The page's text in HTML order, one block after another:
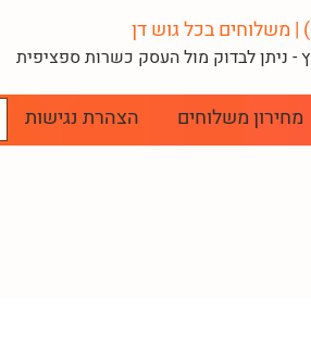
ץ - ניתן לבדוק מול העסק כשרות ספציפית
מחירון משלוחים הצהרת נגישות